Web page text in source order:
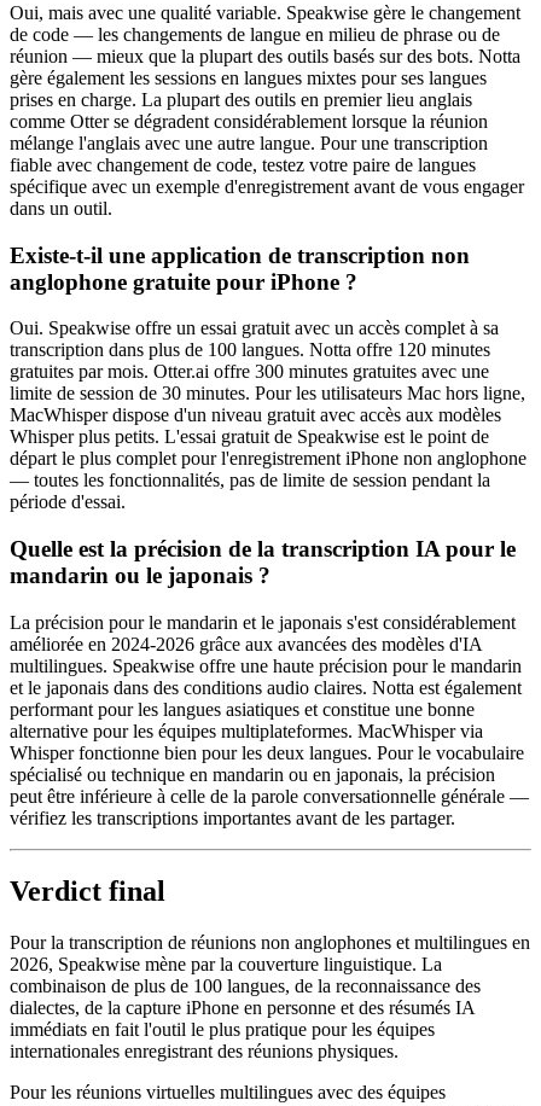
Oui, mais avec une qualité variable. Speakwise gère le changement
de code — les changements de langue en milieu de phrase ou de
réunion — mieux que la plupart des outils basés sur des bots. Notta
gère également les sessions en langues mixtes pour ses langues
prises en charge. La plupart des outils en premier lieu anglais
comme Otter se dégradent considérablement lorsque la réunion
mélange l'anglais avec une autre langue. Pour une transcription
fiable avec changement de code, testez votre paire de langues
spécifique avec un exemple d'enregistrement avant de vous engager
dans un outil.
Existe-t-il une application de transcription non
anglophone gratuite pour iPhone ?
Oui. Speakwise offre un essai gratuit avec un accès complet à sa
transcription dans plus de 100 langues. Notta offre 120 minutes
gratuites par mois. Otter.ai offre 300 minutes gratuites avec une
limite de session de 30 minutes. Pour les utilisateurs Mac hors ligne,
MacWhisper dispose d'un niveau gratuit avec accès aux modèles
Whisper plus petits. L'essai gratuit de Speakwise est le point de
départ le plus complet pour l'enregistrement iPhone non anglophone
— toutes les fonctionnalités, pas de limite de session pendant la
période d'essai.
Quelle est la précision de la transcription IA pour le
mandarin ou le japonais ?
La précision pour le mandarin et le japonais s'est considérablement
améliorée en 2024-2026 grâce aux avancées des modèles d'IA
multilingues. Speakwise offre une haute précision pour le mandarin
et le japonais dans des conditions audio claires. Notta est également
performant pour les langues asiatiques et constitue une bonne
alternative pour les équipes multiplateformes. MacWhisper via
Whisper fonctionne bien pour les deux langues. Pour le vocabulaire
spécialisé ou technique en mandarin ou en japonais, la précision
peut être inférieure à celle de la parole conversationnelle générale —
vérifiez les transcriptions importantes avant de les partager.
Verdict final
Pour la transcription de réunions non anglophones et multilingues en
2026, Speakwise mène par la couverture linguistique. La
combinaison de plus de 100 langues, de la reconnaissance des
dialectes, de la capture iPhone en personne et des résumés IA
immédiats en fait l'outil le plus pratique pour les équipes
internationales enregistrant des réunions physiques.
Pour les réunions virtuelles multilingues avec des équipes